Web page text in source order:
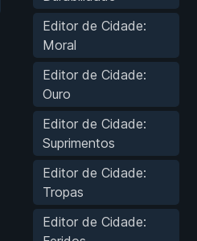
Editor de Cidade:
Moral
Editor de Cidade:
Ouro
Editor de Cidade:
Suprimentos
Editor de Cidade:
Tropas
Editor de Cidade: